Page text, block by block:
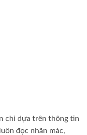
chỉ dựa trên thông tin
đọc nhãn mác,